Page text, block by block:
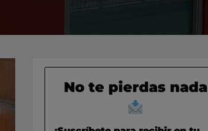
No te pierdas nada